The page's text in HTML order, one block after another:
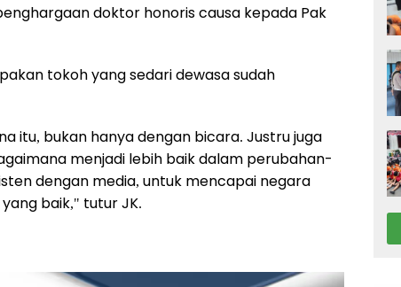
doktor honoris causa kepada Pak
tokoh yang sedari dewasa sudah
itu, bukan hanya dengan bicara. Justru juga
menjadi lebih baik dalam perubahan-
dengan media, untuk mencapai negara
baik," tutur JK.